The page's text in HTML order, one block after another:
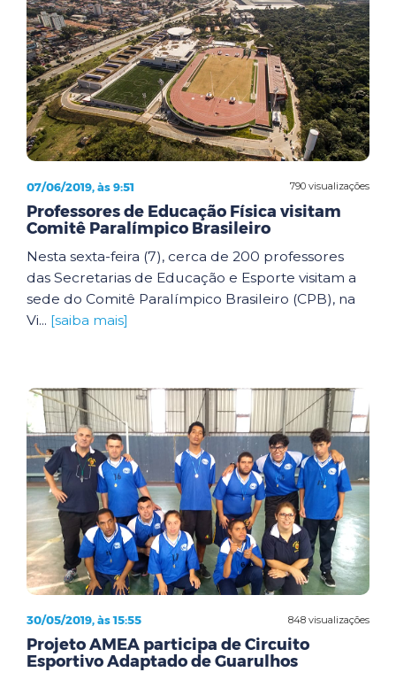
790 visualizações
07/06/2019, às 9:51
Professores de Educação Física visitam
Comitê Paralímpico Brasileiro
Nesta sexta-feira (7), cerca de 200 professores
das Secretarias de Educação e Esporte visitam a
sede do Comitê Paralímpico Brasileiro (CPB), na
Vi... [saiba mais]
848 visualizações
30/05/2019, às 15:55
Projeto AMEA participa de Circuito
Esportivo Adaptado de Guarulhos